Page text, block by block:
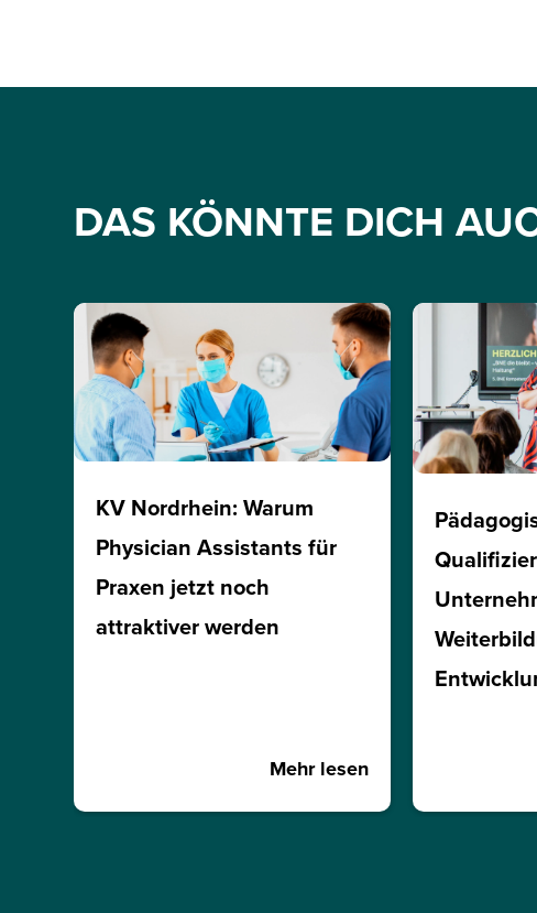
DAS KÖNNTE DICH
KV Nordrhein: Warum
Physician Assistants für
Praxen jetzt noch
attraktiver werden
Mehr lesen